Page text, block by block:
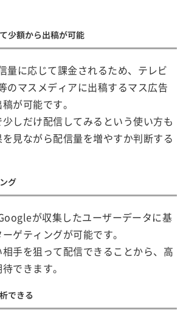
少額から出稿が可能
量に応じて課金されるため、テレビ
のマスメディアに出稿するマス広告
が可能です。
しだけ配信してみるという使い方も
見ながら配信量を増やすか判断する
グ
が収集したユーザーデータに基
ゲティングが可能です。
手を狙って配信できることから、高
できます。
できる